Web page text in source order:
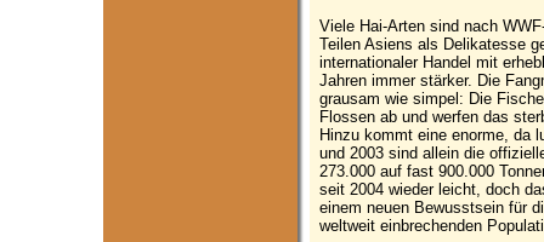
Viele Hai-Arten sind nach
Teilen Asiens als Delikatesse
internationaler Handel mit
Jahren immer stärker. Die
grausam wie simpel: Die
Flossen ab und werfen das
Hinzu kommt eine enorme, da
und 2003 sind allein die
273.000 auf fast 900.000
seit 2004 wieder leicht, doch
einem neuen Bewusstsein für
weltweit einbrechenden